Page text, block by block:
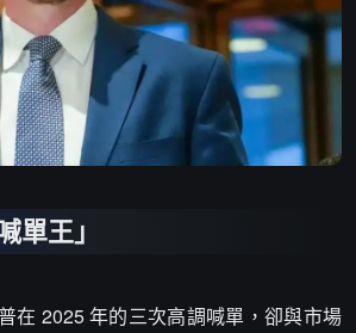
單王」
在 2025 年的三次高調喊單，卻與市場